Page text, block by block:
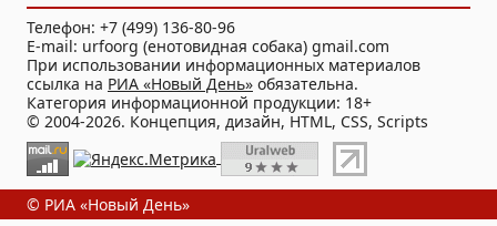
Телефон: +7 (499) 136-80-96
E-mail: urfoorg (енотовидная собака) gmail.com
При использовании информационных материалов
ссылка на РИА «Новый День» обязательна.
Категория информационной продукции: 18+
© 2004-2026. Концепция, дизайн, HTML, CSS, Scripts
© РИА «Новый День»